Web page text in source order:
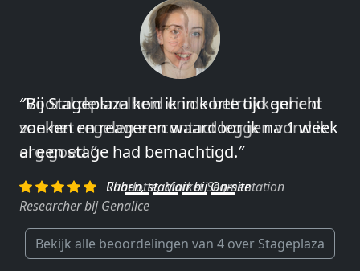
″Vooral de snelheid en de betrokkenheid
van het regelen en contact leggen vond ik
erg goed.″
Charlotte, Market Segmentation
Researcher bij Genalice
Bekijk alle beoordelingen van 4 over Stageplaza